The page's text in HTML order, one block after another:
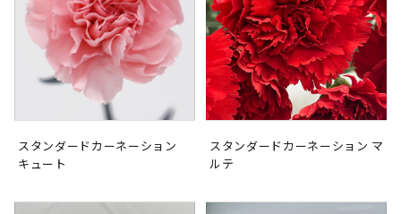
スタンダードカーネーション
キュート
スタンダードカーネーション マ
ルテ